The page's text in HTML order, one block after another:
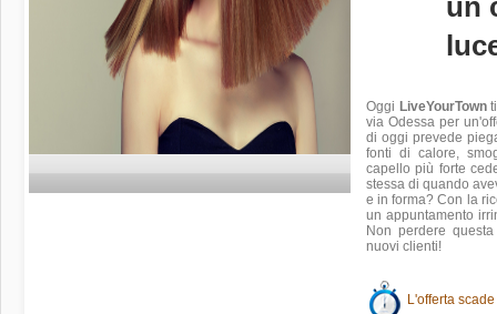
Oggi LiveYourTown
via Odessa per
di oggi prevede
fonti di calore,
capello più forte
stessa di quando
e in forma? Con la
un appuntamento
Non perdere
nuovi clienti!
L'offerta